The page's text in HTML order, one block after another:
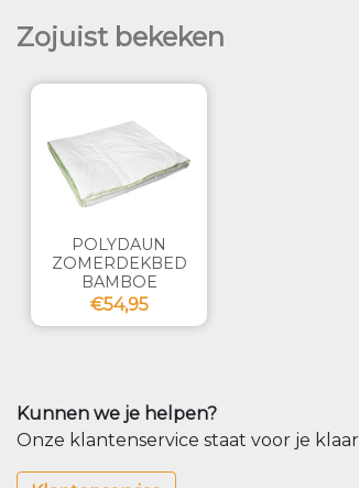
Zojuist bekeken
POLYDAUN
ZOMERDEKBED
BAMBOE
€54,95
Kunnen we je helpen?
Onze klantenservice staat voor je